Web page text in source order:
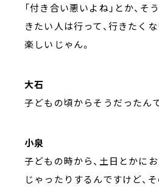
「付き合い悪いよね」とか、
きたい人は行って、行きたく
楽しいじゃん。
大石
子どもの頃からそうだったん
小泉
子どもの時から、土日とかに
じゃったりするんですけど、